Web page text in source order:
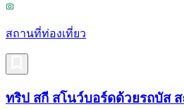
สถานที่ท่องเที่ยว
ทริป สกี สโนว์บอร์ดด้วยรถบัส